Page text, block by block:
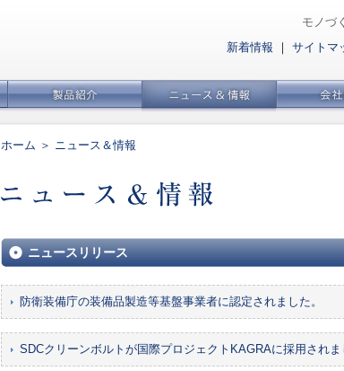
モノづ
新着情報 ｜ サイトマ
ホーム ＞ ニュース＆情報
ニュースリリース
防衛装備庁の装備品製造等基盤事業者に認定されました。
SDCクリーンボルトが国際プロジェクトKAGRAに採用されま